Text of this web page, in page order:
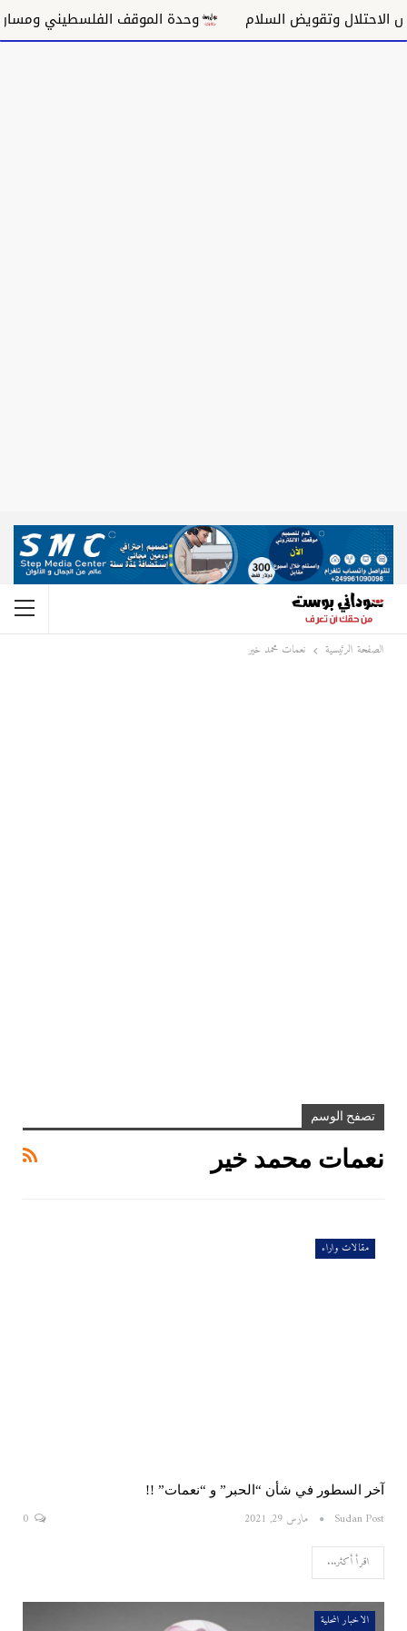
وتقويض السلام وحدة الموقف الفلسطيني ومسار
الصفحة الرئيسية نعمات محمد خير
تصفح الوسم
نعمات محمد خير
مقالات واراء
آخر السطور في شأن “الحبر” و “نعمات” !!
Sudan Post مارس 29, 2021
اقرأ أكثر...
الاخبار المحلية